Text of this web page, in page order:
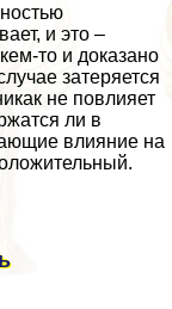
и это –
то и доказано
затеряется
не повлияет
ли в
влияние на